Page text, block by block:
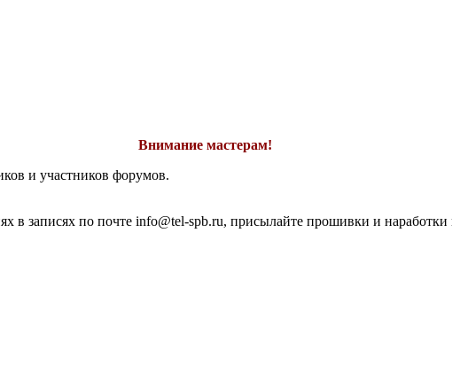
Внимание мастерам!
и участников форумов.
в записях по почте info@tel-spb.ru, присылайте прошивки и